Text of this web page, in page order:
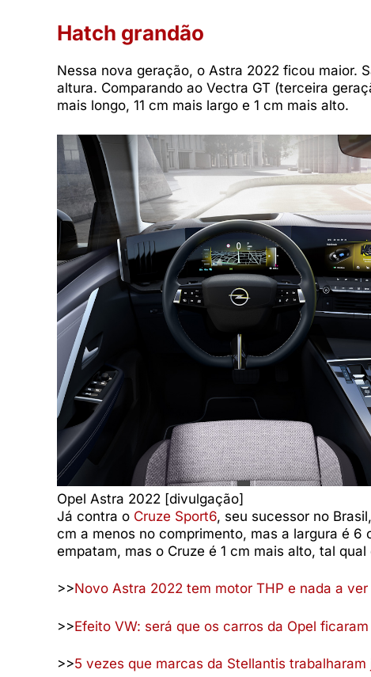
Hatch grandão
Nessa nova geração, o Astra 2022 ficou maior.
altura. Comparando ao Vectra GT (terceira
mais longo, 11 cm mais largo e 1 cm mais alto.
Opel Astra 2022 [divulgação]
Já contra o Cruze Sport6, seu sucessor no
cm a menos no comprimento, mas a largura é
empatam, mas o Cruze é 1 cm mais alto, tal qual
>>Novo Astra 2022 tem motor THP e nada a
>>Efeito VW: será que os carros da Opel
>>5 vezes que marcas da Stellantis